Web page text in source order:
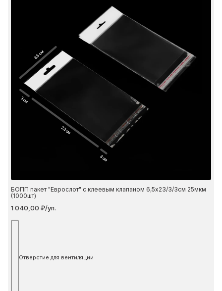
6.5 см
23 см
3 см
3 см
БОПП пакет "Еврослот" с клеевым клапаном 6,5х23/3/3см 25мкм
(1000шт)
1 040,00 ₽/уп.
Отверстие для вентиляции